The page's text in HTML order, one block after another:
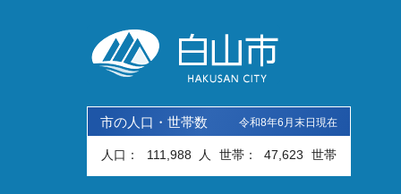
市の人口・世帯数 令和8年6月末日現在
人口： 111,988 人 世帯： 47,623 世帯